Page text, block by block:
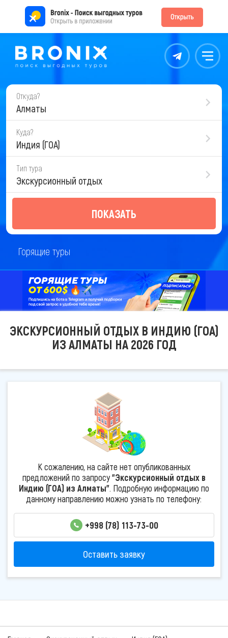
Контакты Меню
Откуда?
Алматы
Куда?
Индия (ГОА)
Тип тура
Экскурсионный отдых
ПОКАЗАТЬ
Горящие туры
ЭКСКУРСИОННЫЙ ОТДЫХ В ИНДИЮ (ГОА)
ИЗ АЛМАТЫ НА 2026 ГОД
К сожалению, на сайте нет опубликованных
предложений по запросу"Экскурсионный отдых в
Индию (ГОА) из Алматы". Подробную информацию по
данному направлению можно узнать по телефону:
+998 (78) 113-73-00
Оставить заявку